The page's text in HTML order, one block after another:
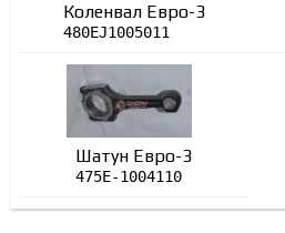
Коленвал Евро-3
480EJ1005011
Шатун Евро-3
475E-1004110